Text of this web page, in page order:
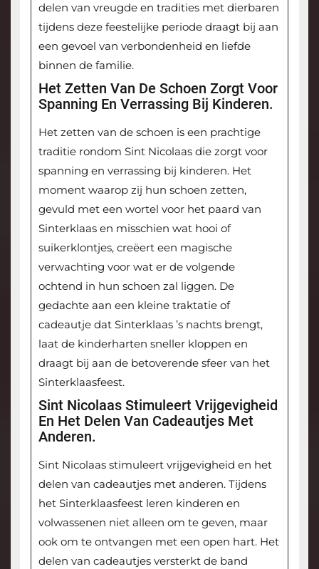
delen van vreugde en tradities met dierbaren
tijdens deze feestelijke periode draagt bij aan
een gevoel van verbondenheid en liefde
binnen de familie.
Het Zetten Van De Schoen Zorgt Voor
Spanning En Verrassing Bij Kinderen.
Het zetten van de schoen is een prachtige
traditie rondom Sint Nicolaas die zorgt voor
spanning en verrassing bij kinderen. Het
moment waarop zij hun schoen zetten,
gevuld met een wortel voor het paard van
Sinterklaas en misschien wat hooi of
suikerklontjes, creëert een magische
verwachting voor wat er de volgende
ochtend in hun schoen zal liggen. De
gedachte aan een kleine traktatie of
cadeautje dat Sinterklaas ’s nachts brengt,
laat de kinderharten sneller kloppen en
draagt bij aan de betoverende sfeer van het
Sinterklaasfeest.
Sint Nicolaas Stimuleert Vrijgevigheid
En Het Delen Van Cadeautjes Met
Anderen.
Sint Nicolaas stimuleert vrijgevigheid en het
delen van cadeautjes met anderen. Tijdens
het Sinterklaasfeest leren kinderen en
volwassenen niet alleen om te geven, maar
ook om te ontvangen met een open hart. Het
delen van cadeautjes versterkt de band